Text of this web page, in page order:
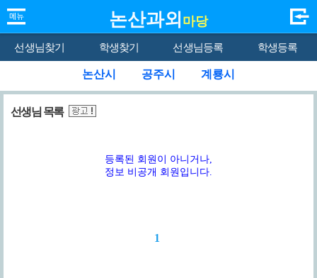
논산과외 마당
선생님찾기 학생찾기 선생님등록 학생등록
논산시 공주시 계룡시
선생님 목록
등록된 회원이 아니거나,
정보 비공개 회원입니다.
1